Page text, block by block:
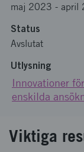
maj 2023 - april
Status
Avslutat
Utlysning
Innovationer
enskilda
Viktiga